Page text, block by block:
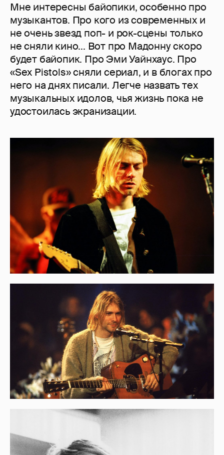
Мне интересны байопики, особенно про
музыкантов. Про кого из современных и
не очень звезд поп- и рок-сцены только
не сняли кино... Вот про Мадонну скоро
будет байопик. Про Эми Уайнхаус. Про
«Sex Pistols» сняли сериал, и в блогах про
него на днях писали. Легче назвать тех
музыкальных идолов, чья жизнь пока не
удостоилась экранизации.